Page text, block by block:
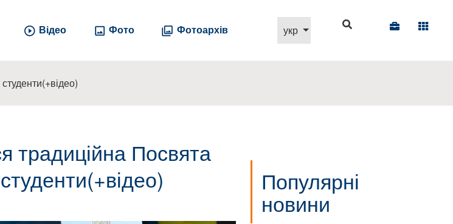
Виберіть свою мову
укр
Відео Фото Фотоархів
традиційна Посвята
Популярні
новини